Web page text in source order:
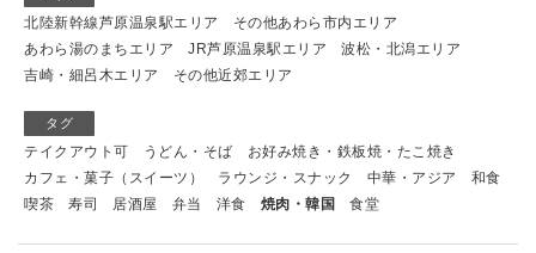
北陸新幹線芦原温泉駅エリア
その他あわら市内エリア
あわら湯のまちエリア
JR芦原温泉駅エリア
波松・北潟エリア
吉崎・細呂木エリア
その他近郊エリア
タグ
テイクアウト可 うどん・そば
お好み焼き・鉄板焼・たこ焼き
カフェ・菓子（スイーツ）
ラウンジ・スナック 中華・アジア
和食
喫茶
寿司 居酒屋 弁当 洋食 焼肉・韓国 食堂